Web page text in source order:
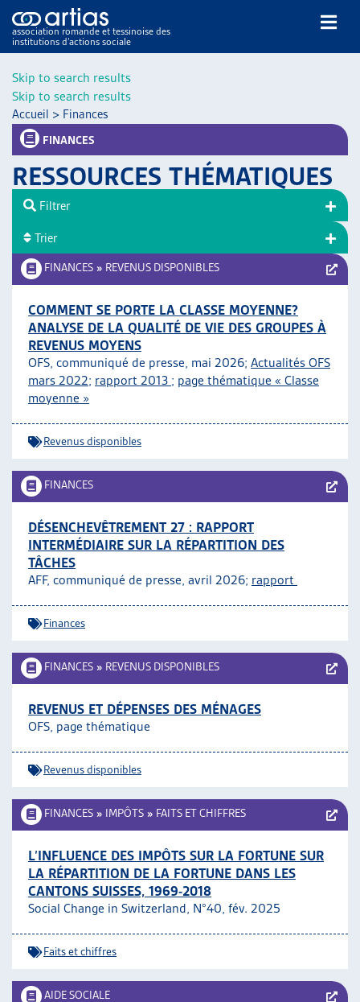
Skip to search results
Skip to search results
association romande et tessinoise des
institutions d’actions sociale
NOS PUBLICATIONS
DOSSIERS DU MOIS
VEILLE
RESSOURCES
THÉMATIQUES
GUIDE SOCIAL ROMAND
AUTRES
ARTIAS
L’ASSOCIATION
JOURNÉES D’AUTOMNE
Accueil > Finances
FINANCES
RESSOURCES THÉMATIQUES
FINANCES » REVENUS DISPONIBLES
COMMENT SE PORTE LA CLASSE MOYENNE?
ANALYSE DE LA QUALITÉ DE VIE DES GROUPES À
REVENUS MOYENS
OFS, communiqué de presse, mai 2026; Actualités OFS
mars 2022; rapport 2013 ; page thématique « Classe
moyenne »
Revenus disponibles
FINANCES
DÉSENCHEVÊTREMENT 27 : RAPPORT
INTERMÉDIAIRE SUR LA RÉPARTITION DES
TÂCHES
AFF, communiqué de presse, avril 2026; rapport
Finances
FINANCES » REVENUS DISPONIBLES
REVENUS ET DÉPENSES DES MÉNAGES
OFS, page thématique
Revenus disponibles
FINANCES » IMPÔTS » FAITS ET CHIFFRES
L’INFLUENCE DES IMPÔTS SUR LA FORTUNE SUR
LA RÉPARTITION DE LA FORTUNE DANS LES
CANTONS SUISSES, 1969-2018
Social Change in Switzerland, N°40, fév. 2025
Faits et chiffres
AIDE SOCIALE
Filtrer
Trier